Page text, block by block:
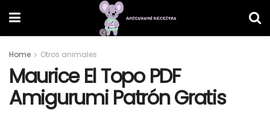
Home Otros animales
Maurice El Topo PDF
Amigurumi Patrón Gratis